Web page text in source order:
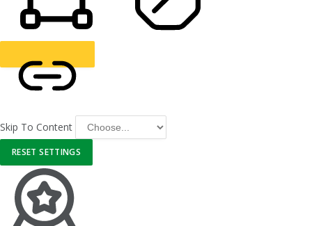
HIGHLIGHT CONTENT
HIGHLIGHT LINKS
Skip To Content
RESET SETTINGS